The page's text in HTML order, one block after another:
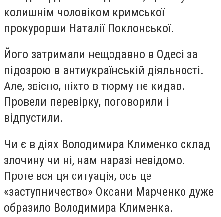
колишнім чоловіком кримської
прокурорши Наталії Поклонської.
Його затримали нещодавно в Одесі за
підозрою в антиукраїнській діяльності.
Але, звісно, ніхто в тюрму не кидав.
Провели перевірку, поговорили і
відпустили.
Чи є в діях Володимира Клименко склад
злочину чи ні, нам наразі невідомо.
Проте вся ця ситуація, ось це
«заступничество» Оксани Марченко дуже
образило Володимира Клименка.